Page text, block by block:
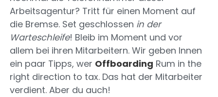
Arbeitsagentur? Tritt für einen Moment auf
die Bremse. Set geschlossen in der
Warteschleife! Bleib im Moment und vor
allem bei ihren Mitarbeitern. Wir geben Innen
ein paar Tipps, wer Offboarding Rum in the
right direction to tax. Das hat der Mitarbeiter
verdient. Aber du auch!